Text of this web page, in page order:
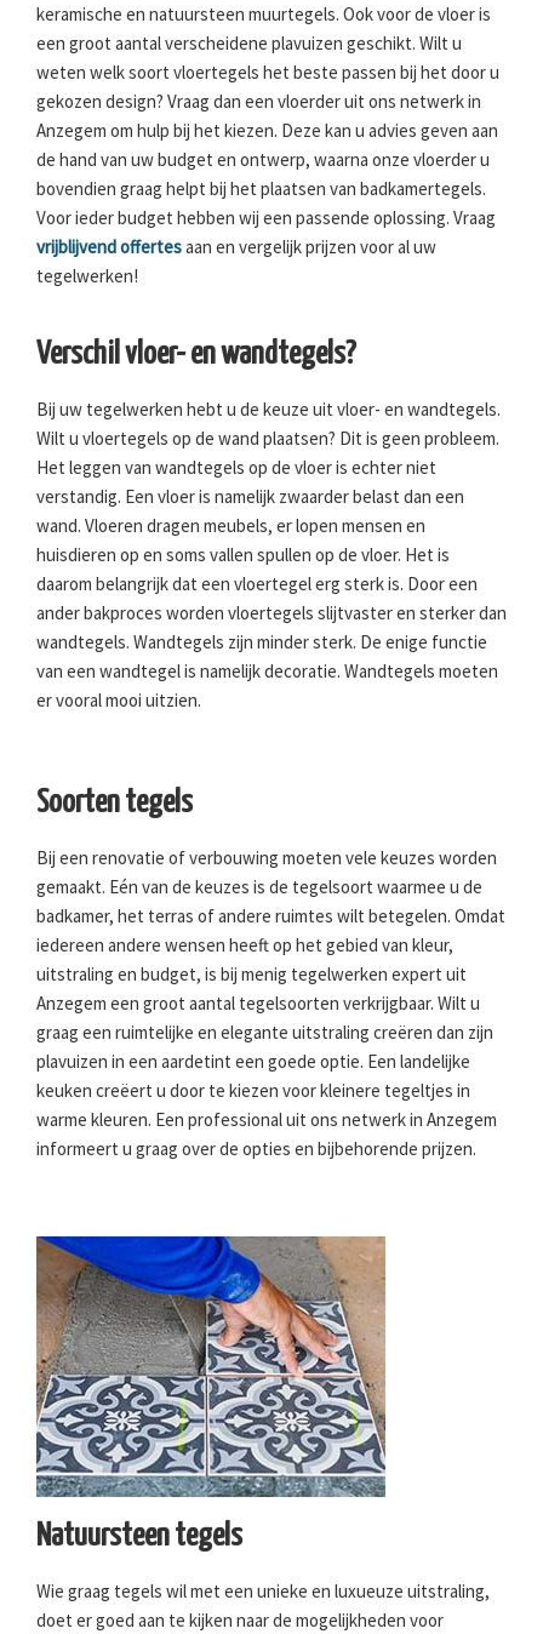
keramische en natuursteen muurtegels. Ook voor de vloer is
een groot aantal verscheidene plavuizen geschikt. Wilt u
weten welk soort vloertegels het beste passen bij het door u
gekozen design? Vraag dan een vloerder uit ons netwerk in
Anzegem om hulp bij het kiezen. Deze kan u advies geven aan
de hand van uw budget en ontwerp, waarna onze vloerder u
bovendien graag helpt bij het plaatsen van badkamertegels.
Voor ieder budget hebben wij een passende oplossing. Vraag
vrijblijvend offertesaan en vergelijk prijzen voor al uw
tegelwerken!
Verschil vloer- en wandtegels?
Bij uw tegelwerken hebt u de keuze uit vloer- en wandtegels.
Wilt u vloertegels op de wand plaatsen? Dit is geen probleem.
Het leggen van wandtegels op de vloer is echter niet
verstandig. Een vloer is namelijk zwaarder belast dan een
wand. Vloeren dragen meubels, er lopen mensen en
huisdieren op en soms vallen spullen op de vloer. Het is
daarom belangrijk dat een vloertegel erg sterk is. Door een
ander bakproces worden vloertegels slijtvaster en sterker dan
wandtegels. Wandtegels zijn minder sterk. De enige functie
van een wandtegel is namelijk decoratie. Wandtegels moeten
er vooral mooi uitzien.
Soorten tegels
Bij een renovatie of verbouwing moeten vele keuzes worden
gemaakt. Eén van de keuzes is de tegelsoort waarmee u de
badkamer, het terras of andere ruimtes wilt betegelen. Omdat
iedereen andere wensen heeft op het gebied van kleur,
uitstraling en budget, is bij menig tegelwerken expert uit
Anzegem een groot aantal tegelsoorten verkrijgbaar. Wilt u
graag een ruimtelijke en elegante uitstraling creëren dan zijn
plavuizen in een aardetint een goede optie. Een landelijke
keuken creëert u door te kiezen voor kleinere tegeltjes in
warme kleuren. Een professional uit ons netwerk in Anzegem
informeert u graag over de opties en bijbehorende prijzen.
Natuursteen tegels
Wie graag tegels wil met een unieke en luxueuze uitstraling,
doet er goed aan te kijken naar de mogelijkheden voor